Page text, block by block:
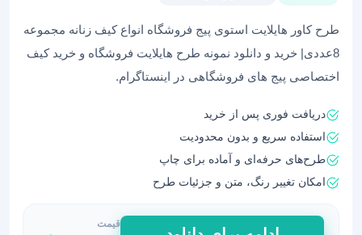
طرح کاور هایلایت استوی پیج فروشگاه انواع کیف زنانه مجموعه
8عددی| خرید و دانلود نمونه طرح هایلایت فروشگاه و خرید کیف
اختصاصی پیج های فروشگاهی در اینستاگرام.
دریافت فوری پس از خرید
استفاده سریع و بدون محدودیت
طرح‌های حرفه‌ای و آماده برای چاپ
امکان تغییر رنگ، متن و جزئیات طرح
کاور
قیمت